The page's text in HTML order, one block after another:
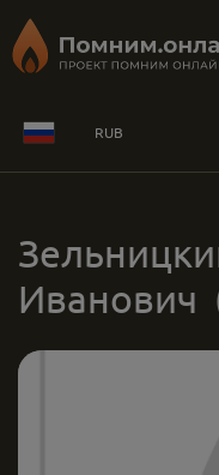
RUB
Иванович